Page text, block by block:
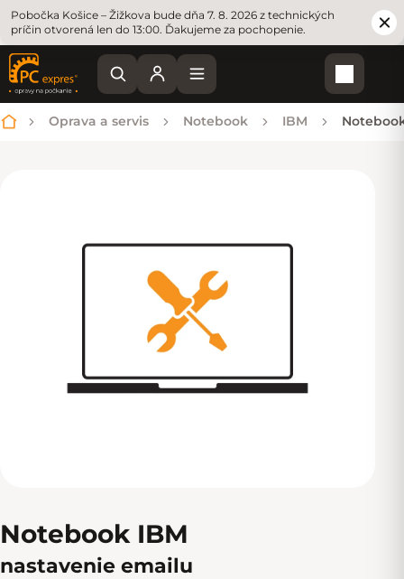
Pobočka Košice – Žižkova bude dňa 7. 8. 2026 z technických
príčin otvorená len do 13:00. Ďakujeme za pochopenie.
Domov
Oprava a servis Notebook IBM
Notebook IBM
nastavenie emailu